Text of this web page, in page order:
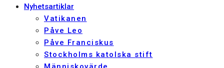
Nyhetsartiklar
Vatikanen
Påve Leo
Påve Franciskus
Stockholms katolska stift